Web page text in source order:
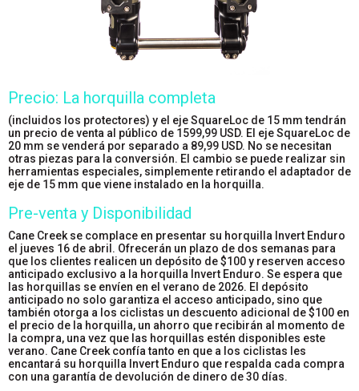
Precio: La horquilla completa
(incluidos los protectores) y el eje SquareLoc de 15 mm tendrán
un precio de venta al público de 1599,99 USD. El eje SquareLoc de
20 mm se venderá por separado a 89,99 USD. No se necesitan
otras piezas para la conversión. El cambio se puede realizar sin
herramientas especiales, simplemente retirando el adaptador de
eje de 15 mm que viene instalado en la horquilla.
Pre-venta y Disponibilidad
Cane Creek se complace en presentar su horquilla Invert Enduro
el jueves 16 de abril. Ofrecerán un plazo de dos semanas para
que los clientes realicen un depósito de $100 y reserven acceso
anticipado exclusivo a la horquilla Invert Enduro. Se espera que
las horquillas se envíen en el verano de 2026. El depósito
anticipado no solo garantiza el acceso anticipado, sino que
también otorga a los ciclistas un descuento adicional de $100 en
el precio de la horquilla, un ahorro que recibirán al momento de
la compra, una vez que las horquillas estén disponibles este
verano. Cane Creek confía tanto en que a los ciclistas les
encantará su horquilla Invert Enduro que respalda cada compra
con una garantía de devolución de dinero de 30 días.